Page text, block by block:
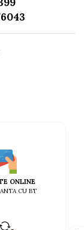
ONLINE
CU BT